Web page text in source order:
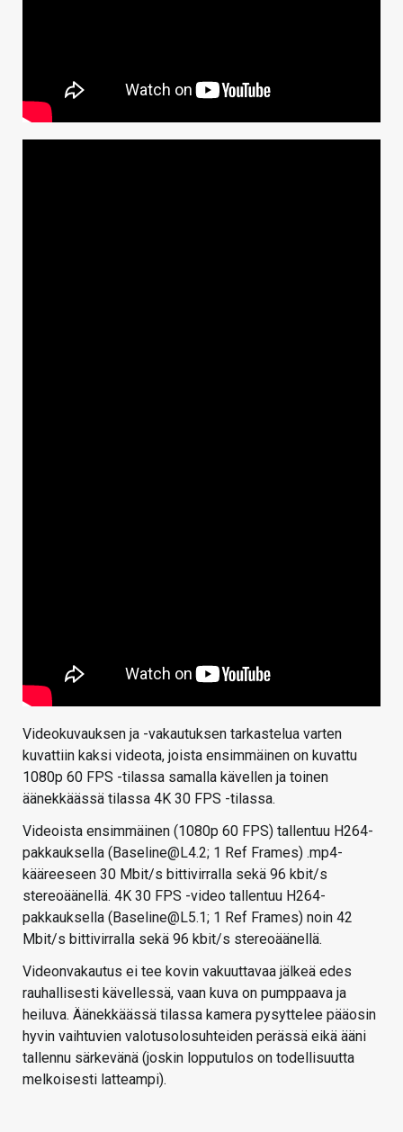
Videokuvauksen ja -vakautuksen tarkastelua varten
kuvattiin kaksi videota, joista ensimmäinen on kuvattu
1080p 60 FPS -tilassa samalla kävellen ja toinen
äänekkäässä tilassa 4K 30 FPS -tilassa.
Videoista ensimmäinen (1080p 60 FPS) tallentuu H264-
pakkauksella (Baseline@L4.2; 1 Ref Frames) .mp4-
kääreeseen 30 Mbit/s bittivirralla sekä 96 kbit/s
stereoäänellä. 4K 30 FPS -video tallentuu H264-
pakkauksella (Baseline@L5.1; 1 Ref Frames) noin 42
Mbit/s bittivirralla sekä 96 kbit/s stereoäänellä.
Videonvakautus ei tee kovin vakuuttavaa jälkeä edes
rauhallisesti kävellessä, vaan kuva on pumppaava ja
heiluva. Äänekkäässä tilassa kamera pysyttelee pääosin
hyvin vaihtuvien valotusolosuhteiden perässä eikä ääni
tallennu särkevänä (joskin lopputulos on todellisuutta
melkoisesti latteampi).